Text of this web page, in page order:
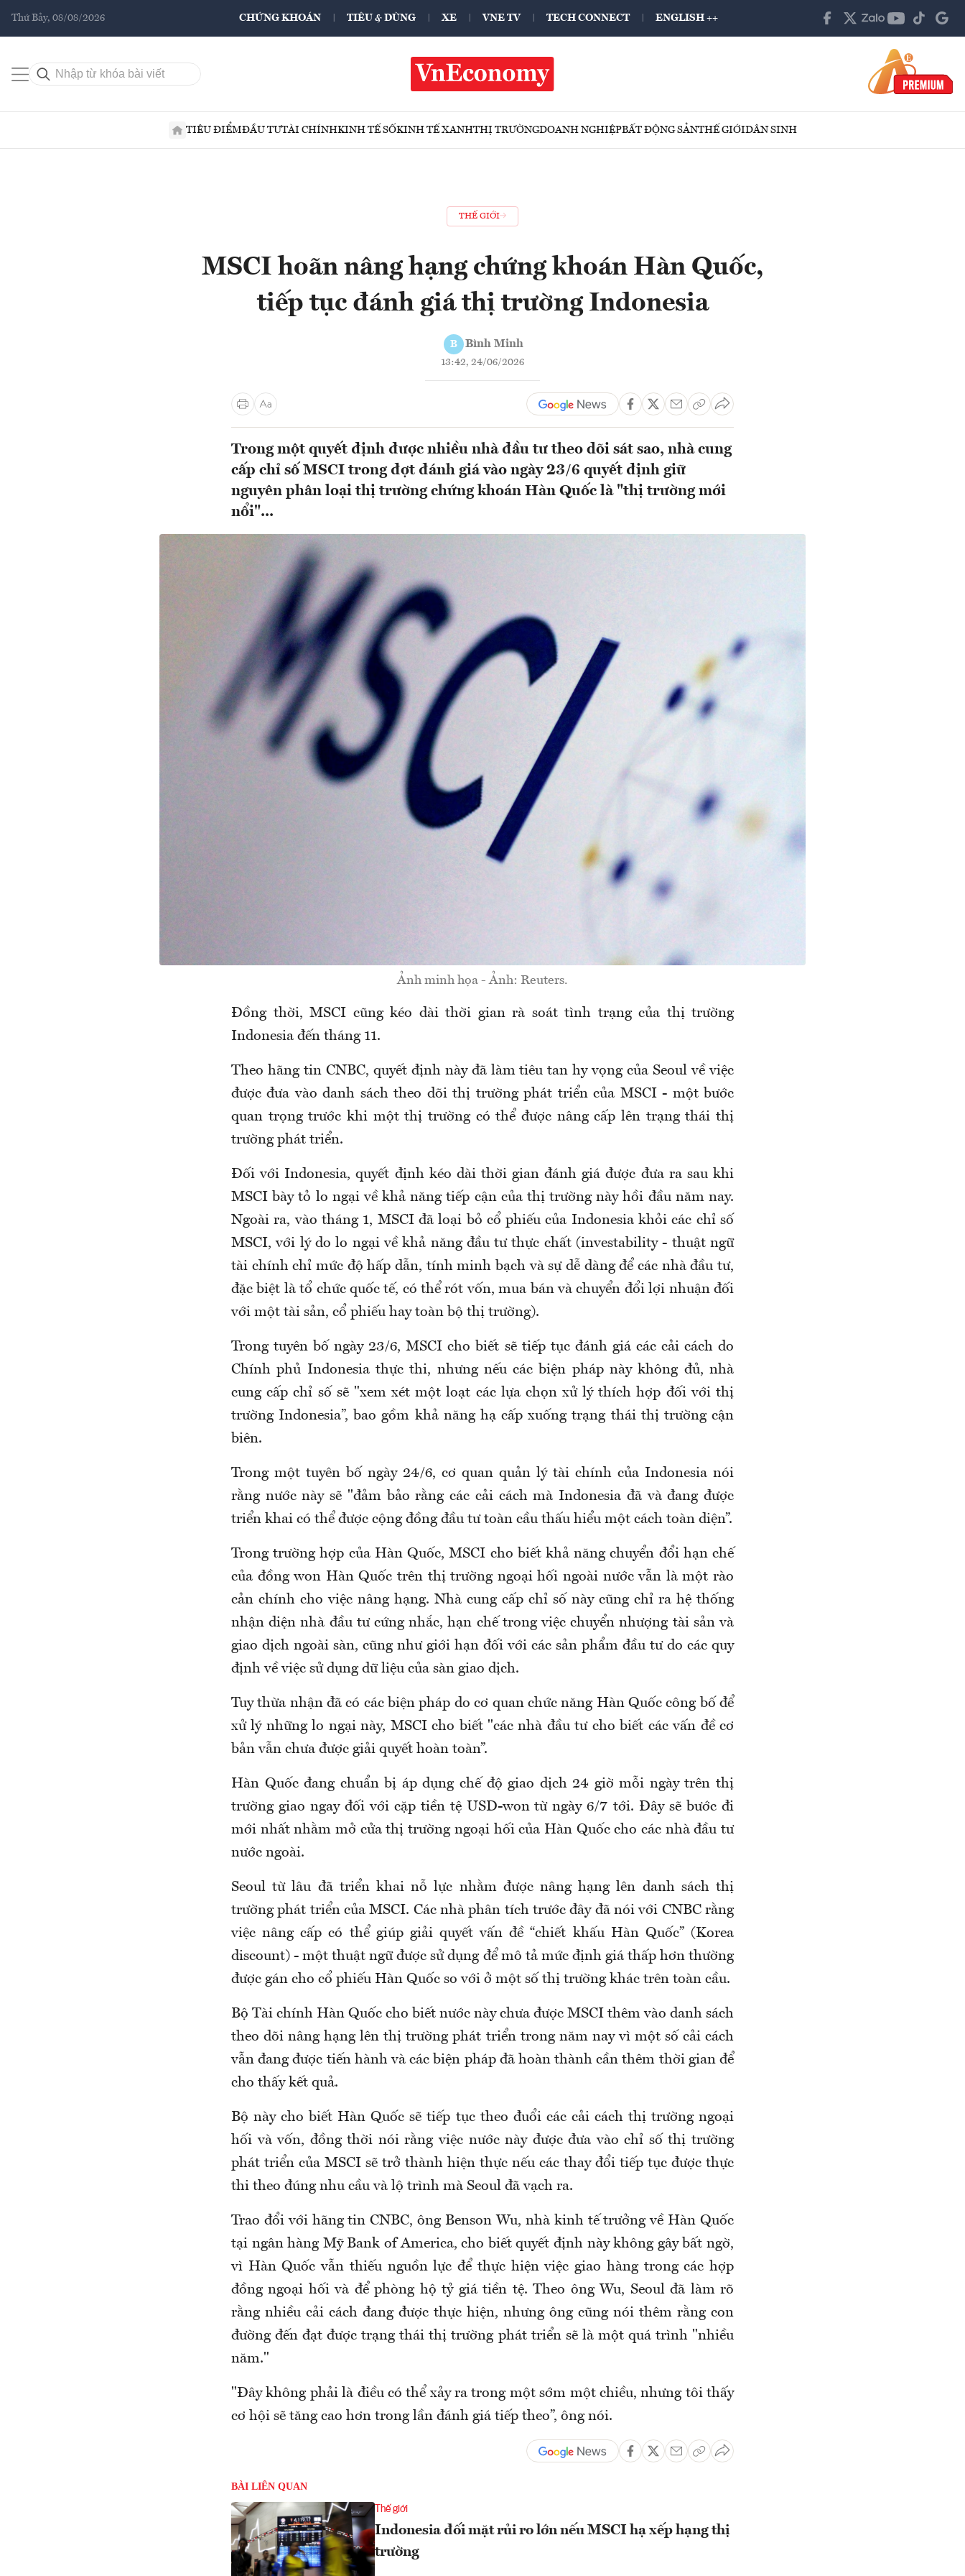
Thứ Bảy, 08/08/2026 CHỨNG KHOÁN TIÊU & DÙNG XE VNE TV TECH CONNECT ENGLISH ++
TIÊU ĐIỂMĐẦU TƯTÀI CHÍNHKINH TẾ SỐKINH TẾ XANHTHỊ TRƯỜNGDOANH NGHIỆPBẤT ĐỘNG SẢNTHẾ GIỚIDÂN SINH
THẾ GIỚI
MSCI hoãn nâng hạng chứng khoán Hàn Quốc,
tiếp tục đánh giá thị trường Indonesia
B Bình Minh
13:42, 24/06/2026
Trong một quyết định được nhiều nhà đầu tư theo dõi sát sao, nhà cung
cấp chỉ số MSCI trong đợt đánh giá vào ngày 23/6 quyết định giữ
nguyên phân loại thị trường chứng khoán Hàn Quốc là "thị trường mới
nổi"...
Ảnh minh họa - Ảnh: Reuters.
Đồng thời, MSCI cũng kéo dài thời gian rà soát tình trạng của thị trường
Indonesia đến tháng 11.
Theo hãng tin CNBC, quyết định này đã làm tiêu tan hy vọng của Seoul về việc
được đưa vào danh sách theo dõi thị trường phát triển của MSCI - một bước
quan trọng trước khi một thị trường có thể được nâng cấp lên trạng thái thị
trường phát triển.
Đối với Indonesia, quyết định kéo dài thời gian đánh giá được đưa ra sau khi
MSCI bày tỏ lo ngại về khả năng tiếp cận của thị trường này hồi đầu năm nay.
Ngoài ra, vào tháng 1, MSCI đã loại bỏ cổ phiếu của Indonesia khỏi các chỉ số
MSCI, với lý do lo ngại về khả năng đầu tư thực chất (investability - thuật ngữ
tài chính chỉ mức độ hấp dẫn, tính minh bạch và sự dễ dàng để các nhà đầu tư,
đặc biệt là tổ chức quốc tế, có thể rót vốn, mua bán và chuyển đổi lợi nhuận đối
với một tài sản, cổ phiếu hay toàn bộ thị trường).
Trong tuyên bố ngày 23/6, MSCI cho biết sẽ tiếp tục đánh giá các cải cách do
Chính phủ Indonesia thực thi, nhưng nếu các biện pháp này không đủ, nhà
cung cấp chỉ số sẽ "xem xét một loạt các lựa chọn xử lý thích hợp đối với thị
trường Indonesia”, bao gồm khả năng hạ cấp xuống trạng thái thị trường cận
biên.
Trong một tuyên bố ngày 24/6, cơ quan quản lý tài chính của Indonesia nói
rằng nước này sẽ "đảm bảo rằng các cải cách mà Indonesia đã và đang được
triển khai có thể được cộng đồng đầu tư toàn cầu thấu hiểu một cách toàn diện”.
Trong trường hợp của Hàn Quốc, MSCI cho biết khả năng chuyển đổi hạn chế
của đồng won Hàn Quốc trên thị trường ngoại hối ngoài nước vẫn là một rào
cản chính cho việc nâng hạng. Nhà cung cấp chỉ số này cũng chỉ ra hệ thống
nhận diện nhà đầu tư cứng nhắc, hạn chế trong việc chuyển nhượng tài sản và
giao dịch ngoài sàn, cũng như giới hạn đối với các sản phẩm đầu tư do các quy
định về việc sử dụng dữ liệu của sàn giao dịch.
Tuy thừa nhận đã có các biện pháp do cơ quan chức năng Hàn Quốc công bố để
xử lý những lo ngại này, MSCI cho biết "các nhà đầu tư cho biết các vấn đề cơ
bản vẫn chưa được giải quyết hoàn toàn”.
Hàn Quốc đang chuẩn bị áp dụng chế độ giao dịch 24 giờ mỗi ngày trên thị
trường giao ngay đối với cặp tiền tệ USD-won từ ngày 6/7 tới. Đây sẽ bước đi
mới nhất nhằm mở cửa thị trường ngoại hối của Hàn Quốc cho các nhà đầu tư
nước ngoài.
Seoul từ lâu đã triển khai nỗ lực nhằm được nâng hạng lên danh sách thị
trường phát triển của MSCI. Các nhà phân tích trước đây đã nói với CNBC rằng
việc nâng cấp có thể giúp giải quyết vấn đề “chiết khấu Hàn Quốc” (Korea
discount) - một thuật ngữ được sử dụng để mô tả mức định giá thấp hơn thường
được gán cho cổ phiếu Hàn Quốc so với ở một số thị trường khác trên toàn cầu.
Bộ Tài chính Hàn Quốc cho biết nước này chưa được MSCI thêm vào danh sách
theo dõi nâng hạng lên thị trường phát triển trong năm nay vì một số cải cách
vẫn đang được tiến hành và các biện pháp đã hoàn thành cần thêm thời gian để
cho thấy kết quả.
Bộ này cho biết Hàn Quốc sẽ tiếp tục theo đuổi các cải cách thị trường ngoại
hối và vốn, đồng thời nói rằng việc nước này được đưa vào chỉ số thị trường
phát triển của MSCI sẽ trở thành hiện thực nếu các thay đổi tiếp tục được thực
thi theo đúng nhu cầu và lộ trình mà Seoul đã vạch ra.
Trao đổi với hãng tin CNBC, ông Benson Wu, nhà kinh tế trưởng về Hàn Quốc
tại ngân hàng Mỹ Bank of America, cho biết quyết định này không gây bất ngờ,
vì Hàn Quốc vẫn thiếu nguồn lực để thực hiện việc giao hàng trong các hợp
đồng ngoại hối và để phòng hộ tỷ giá tiền tệ. Theo ông Wu, Seoul đã làm rõ
rằng nhiều cải cách đang được thực hiện, nhưng ông cũng nói thêm rằng con
đường đến đạt được trạng thái thị trường phát triển sẽ là một quá trình "nhiều
năm."
"Đây không phải là điều có thể xảy ra trong một sớm một chiều, nhưng tôi thấy
cơ hội sẽ tăng cao hơn trong lần đánh giá tiếp theo”, ông nói.
BÀI LIÊN QUAN
Thế giới
Indonesia đối mặt rủi ro lớn nếu MSCI hạ xếp hạng thị
trường